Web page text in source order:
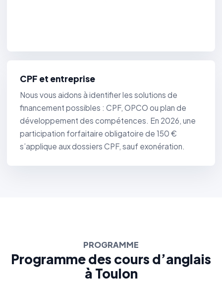
CPF et entreprise
Nous vous aidons à identifier les solutions de
financement possibles : CPF, OPCO ou plan de
développement des compétences. En 2026, une
participation forfaitaire obligatoire de 150 €
s’applique aux dossiers CPF, sauf exonération.
PROGRAMME
Programme des cours d’anglais
à Toulon